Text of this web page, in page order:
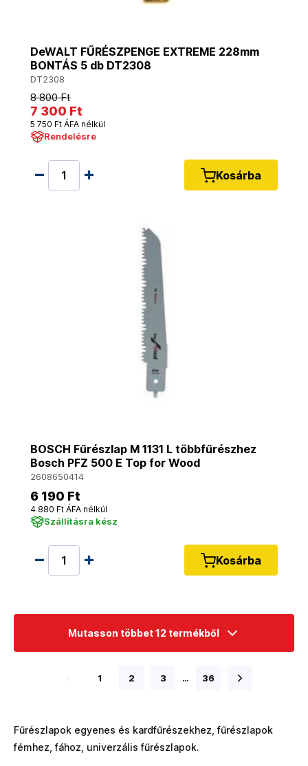
DeWALT FŰRÉSZPENGE EXTREME 228mm
BONTÁS 5 db DT2308
DT2308
8 800 Ft
7 300 Ft
5 750 Ft ÁFA nélkül
Rendelésre
Kosárba
BOSCH Fűrészlap M 1131 L többfűrészhez
Bosch PFZ 500 E Top for Wood
2608650414
6 190 Ft
4 880 Ft ÁFA nélkül
Szállításra kész
Kosárba
Mutasson többet 12 termékből
1 2 3 … 36
Fűrészlapok egyenes és kardfűrészekhez, fűrészlapok
fémhez, fához, univerzális fűrészlapok.